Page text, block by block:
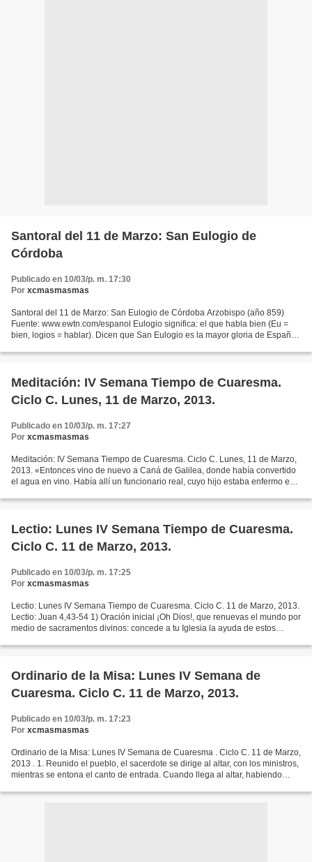
Santoral del 11 de Marzo: San Eulogio de
Córdoba
Publicado en 10/03/p. m. 17:30
Por xcmasmasmas
Santoral del 11 de Marzo: San Eulogio de Córdoba Arzobispo (año 859)
Fuente: www.ewtn.com/espanol Eulogio significa: el que habla bien (Eu =
bien, logios = hablar). Dicen que San Eulogio es la mayor gloria de España
Meditación: IV Semana Tiempo de Cuaresma.
Ciclo C. Lunes, 11 de Marzo, 2013.
Publicado en 10/03/p. m. 17:27
Por xcmasmasmas
Meditación: IV Semana Tiempo de Cuaresma. Ciclo C. Lunes, 11 de Marzo,
2013. «Entonces vino de nuevo a Caná de Galilea, donde había convertido
el agua en vino. Había allí un funcionario real, cuyo hijo estaba enfermo en
Lectio: Lunes IV Semana Tiempo de Cuaresma.
Ciclo C. 11 de Marzo, 2013.
Publicado en 10/03/p. m. 17:25
Por xcmasmasmas
Lectio: Lunes IV Semana Tiempo de Cuaresma. Ciclo C. 11 de Marzo, 2013.
Lectio: Juan 4,43-54 1) Oración inicial ¡Oh Dios!, que renuevas el mundo por
medio de sacramentos divinos: concede a tu Iglesia la ayuda de estos
Ordinario de la Misa: Lunes IV Semana de
Cuaresma. Ciclo C. 11 de Marzo, 2013.
Publicado en 10/03/p. m. 17:23
Por xcmasmasmas
Ordinario de la Misa: Lunes IV Semana de Cuaresma . Ciclo C. 11 de Marzo,
2013 . 1. Reunido el pueblo, el sacerdote se dirige al altar, con los ministros,
mientras se entona el canto de entrada. Cuando llega al altar, habiendo